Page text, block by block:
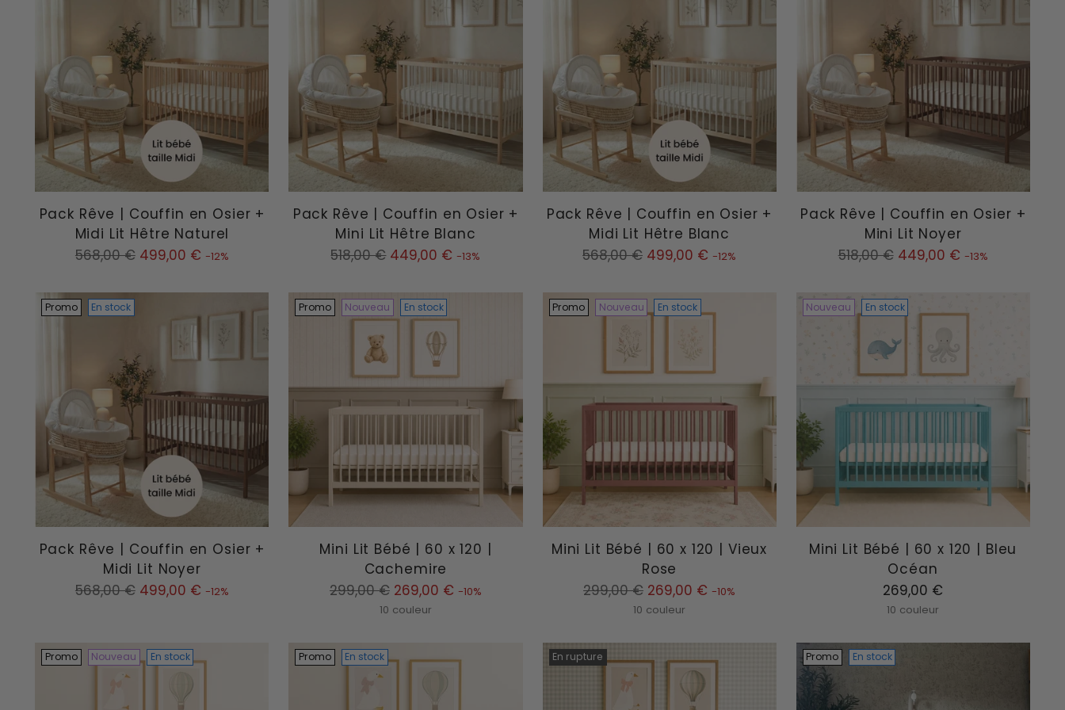
Pack Rêve | Couffin en Osier +
Midi Lit Hêtre Naturel
Prix
568,00 € 499,00 € -12%
Pack Rêve | Couffin en Osier +
Mini Lit Hêtre Blanc
Prix
518,00 € 449,00 € -13%
Pack Rêve | Couffin en Osier +
Midi Lit Hêtre Blanc
Prix
568,00 € 499,00 € -12%
Pack Rêve | Couffin en Osier +
Mini Lit Noyer
Prix
518,00 € 449,00 € -13%
Promo En stock
Pack Rêve | Couffin en Osier +
Midi Lit Noyer
Prix
568,00 € 499,00 € -12%
Promo Nouveau En stock
Mini Lit Bébé | 60 x 120 |
Cachemire
Prix
299,00 € 269,00 € -10%
10 couleur
Promo Nouveau En stock
Mini Lit Bébé | 60 x 120 | Vieux
Rose
Prix
299,00 € 269,00 € -10%
10 couleur
Nouveau En stock
Mini Lit Bébé | 60 x 120 | Bleu
Océan
269,00 €
10 couleur
Promo Nouveau En stock Promo En stock En rupture Promo En stock